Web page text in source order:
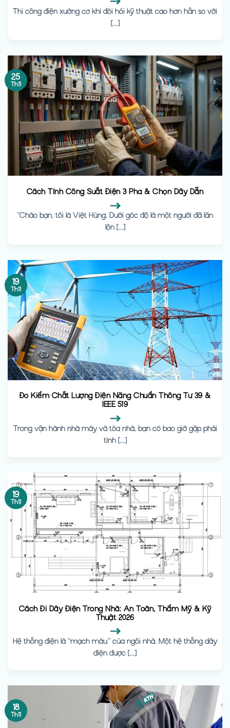
Thi công điện xưởng cơ khí đòi hỏi kỹ thuật cao hơn hẳn so với
[...]
Cách Tính Công Suất Điện 3 Pha & Chọn Dây Dẫn
“Chào bạn, tôi là Việt Hùng. Dưới góc độ là một người đã lăn
lộn [...]
25
Th11
Đo Kiểm Chất Lượng Điện Năng Chuẩn Thông Tư 39 &
IEEE 519
Trong vận hành nhà máy và tòa nhà, bạn có bao giờ gặp phải
tình [...]
19
Th11
Cách Đi Dây Điện Trong Nhà: An Toàn, Thẩm Mỹ & Kỹ
Thuật 2026
Hệ thống điện là “mạch máu” của ngôi nhà. Một hệ thống dây
điện được [...]
19
Th11
18
Th11